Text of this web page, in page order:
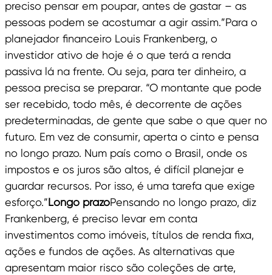
preciso pensar em poupar, antes de gastar – as
pessoas podem se acostumar a agir assim.”Para o
planejador financeiro Louis Frankenberg, o
investidor ativo de hoje é o que terá a renda
passiva lá na frente. Ou seja, para ter dinheiro, a
pessoa precisa se preparar. “O montante que pode
ser recebido, todo mês, é decorrente de ações
predeterminadas, de gente que sabe o que quer no
futuro. Em vez de consumir, aperta o cinto e pensa
no longo prazo. Num país como o Brasil, onde os
impostos e os juros são altos, é difícil planejar e
guardar recursos. Por isso, é uma tarefa que exige
esforço.”Longo prazoPensando no longo prazo, diz
Frankenberg, é preciso levar em conta
investimentos como imóveis, títulos de renda fixa,
ações e fundos de ações. As alternativas que
apresentam maior risco são coleções de arte,